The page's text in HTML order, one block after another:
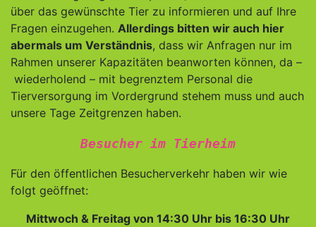
über das gewünschte Tier zu informieren und auf Ihre
Fragen einzugehen. Allerdings bitten wir auch hier
abermals um Verständnis, dass wir Anfragen nur im
Rahmen unserer Kapazitäten beanworten können, da –
wiederholend – mit begrenztem Personal die
Tierversorgung im Vordergrund stehem muss und auch
unsere Tage Zeitgrenzen haben.
Besucher im Tierheim
Für den öffentlichen Besucherverkehr haben wir wie
folgt geöffnet:
Mittwoch & Freitag von 14:30 Uhr bis 16:30 Uhr